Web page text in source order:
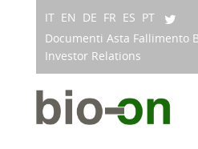
IT EN DE FR ES PT
Documenti Asta Fallimento
Investor Relations